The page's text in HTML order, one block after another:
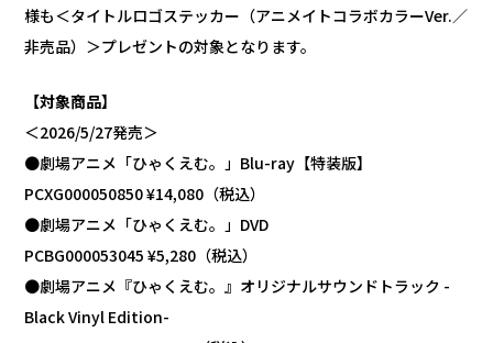
様も＜タイトルロゴステッカー（アニメイトコラボカラーVer.／
非売品）＞プレゼントの対象となります。
【対象商品】
＜2026/5/27発売＞
●劇場アニメ「ひゃくえむ。」Blu-ray【特装版】
PCXG000050850 ¥14,080（税込）
●劇場アニメ「ひゃくえむ。」DVD
PCBG000053045 ¥5,280（税込）
●劇場アニメ『ひゃくえむ。』オリジナルサウンドトラック -
Black Vinyl Edition-